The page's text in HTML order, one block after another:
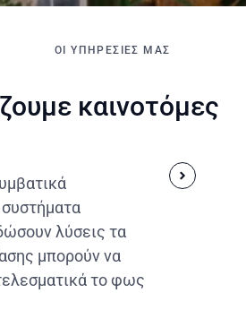
ΟΙ ΥΠΗΡΕΣΙΕΣ ΜΑΣ
καινοτόμες
συστήματα
λύσεις τα
μπορούν να
το φως